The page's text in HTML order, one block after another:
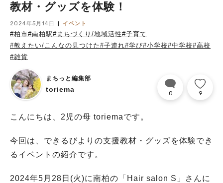
教材・グッズを体験！
2024年5月14日 イベント
#柏市#南柏駅#まちづくり/地域活性#子育て
#教えたい/こんなの見つけた#子連れ#学び#小学校#中学校#高校
#雑貨
まちっと編集部
toriema 0 9
こんにちは、2児の母 toriemaです。
今回は、できるびよりの支援教材・グッズを体験でき
るイベントの紹介です。
2024年5月28日(火)に南柏の「 Hair salon S 」さんに